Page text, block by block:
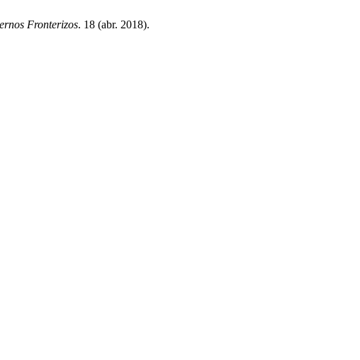
Fronterizos. 18 (abr. 2018).